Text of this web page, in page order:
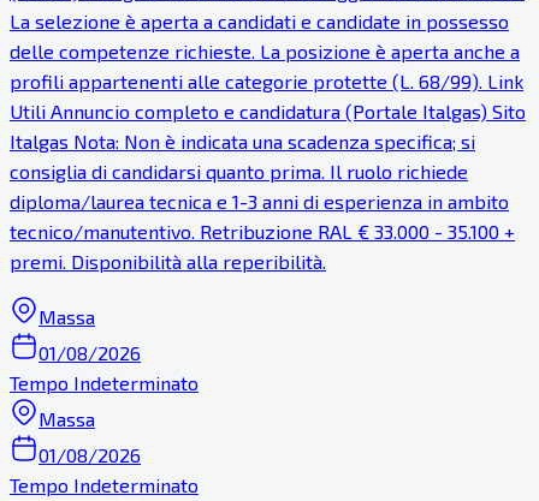
La selezione è aperta a candidati e candidate in possesso
delle competenze richieste. La posizione è aperta anche a
profili appartenenti alle categorie protette (L. 68/99). Link
Utili Annuncio completo e candidatura (Portale Italgas) Sito
Italgas Nota: Non è indicata una scadenza specifica; si
consiglia di candidarsi quanto prima. Il ruolo richiede
diploma/laurea tecnica e 1-3 anni di esperienza in ambito
tecnico/manutentivo. Retribuzione RAL € 33.000 - 35.100 +
premi. Disponibilità alla reperibilità.
Massa
01/08/2026
Tempo Indeterminato
Massa
01/08/2026
Tempo Indeterminato